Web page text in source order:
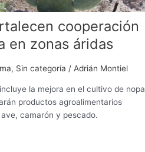
cooperación
en zonas áridas
, Sin categoría / Adrián Montiel
la mejora en el cultivo de
productos agroalimentarios
camarón y pescado.